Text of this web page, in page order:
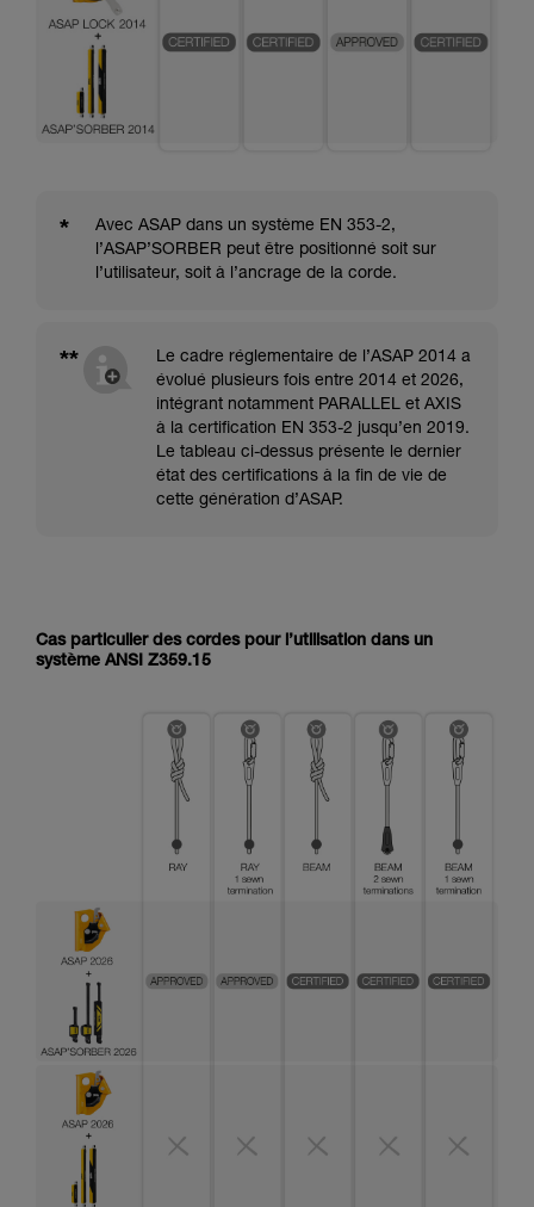
*
Avec ASAP dans un système EN 353-2,
l’ASAP’SORBER peut être positionné soit sur
l’utilisateur, soit à l’ancrage de la corde.
**
Le cadre réglementaire de l’ASAP 2014 a
évolué plusieurs fois entre 2014 et 2026,
intégrant notamment PARALLEL et AXIS
à la certification EN 353-2 jusqu’en 2019.
Le tableau ci-dessus présente le dernier
état des certifications à la fin de vie de
cette génération d’ASAP.
Cas particulier des cordes pour l’utilisation dans un
système ANSI Z359.15